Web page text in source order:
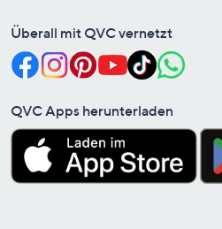
Überall mit QVC vernetzt
QVC Apps herunterladen